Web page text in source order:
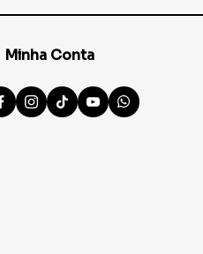
Minha Conta